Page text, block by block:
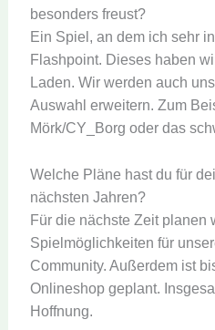
besonders freust?
Ein Spiel, an dem ich sehr
Flashpoint. Dieses haben
Laden. Wir werden auch
Auswahl erweitern. Zum
Mörk/CY_Borg oder das
Welche Pläne hast du für
nächsten Jahren?
Für die nächste Zeit planen
Spielmöglichkeiten für
Community. Außerdem ist
Onlineshop geplant.
Hoffnung.